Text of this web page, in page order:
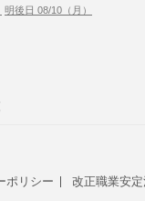
明後日 08/10（月）
ポリシー 改正職業安